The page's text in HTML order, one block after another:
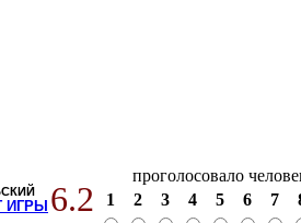
ИГРЫ 6.2
проголосовало
1
2 3 4 5 6 7